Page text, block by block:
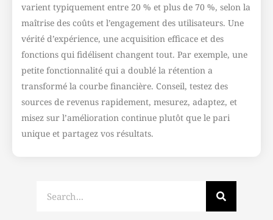
varient typiquement entre 20 % et plus de 70 %, selon la
maîtrise des coûts et l’engagement des utilisateurs. Une
vérité d’expérience, une acquisition efficace et des
fonctions qui fidélisent changent tout. Par exemple, une
petite fonctionnalité qui a doublé la rétention a
transformé la courbe financière. Conseil, testez des
sources de revenus rapidement, mesurez, adaptez, et
misez sur l’amélioration continue plutôt que le pari
unique et partagez vos résultats.